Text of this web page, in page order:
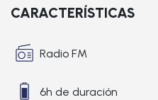
CARACTERÍSTICAS
Radio FM
6h de duración